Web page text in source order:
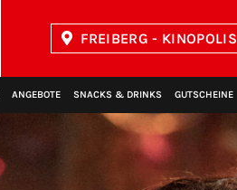
FREIBERG - KINOPOLIS
ANGEBOTE SNACKS & DRINKS GUTSCHEINE